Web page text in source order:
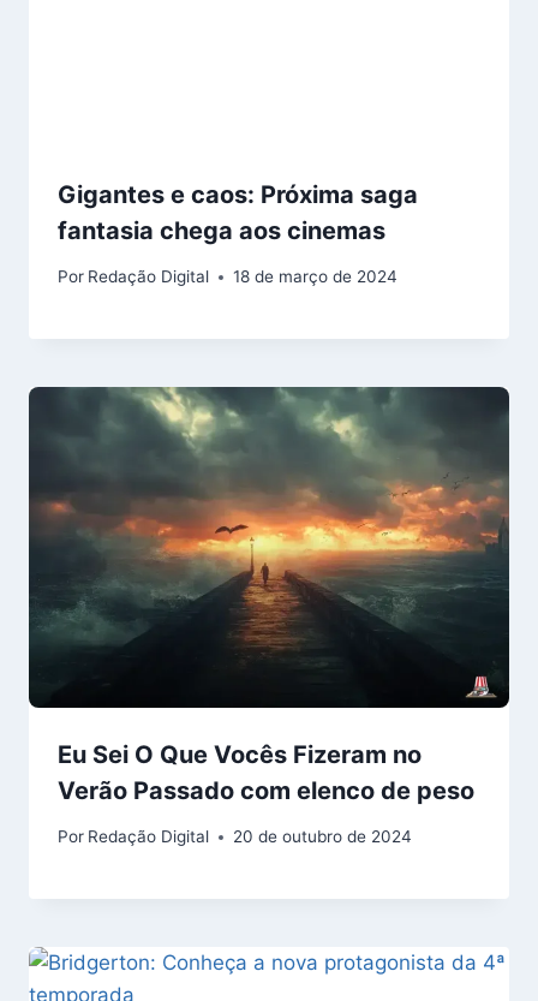
Gigantes e caos: Próxima saga
fantasia chega aos cinemas
Por Redação Digital 18 de março de 2024
Eu Sei O Que Vocês Fizeram no
Verão Passado com elenco de peso
Por Redação Digital 20 de outubro de 2024